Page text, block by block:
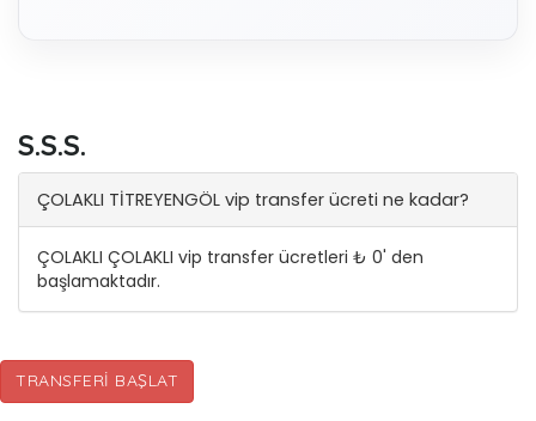
S.S.S.
ÇOLAKLI TİTREYENGÖL vip transfer ücreti ne kadar?
ÇOLAKLI ÇOLAKLI vip transfer ücretleri ₺ 0' den
başlamaktadır.
TRANSFERI BAŞLAT